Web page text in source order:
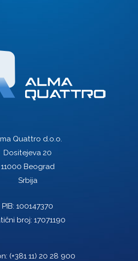
Quattro d.o.o.
Dositejeva 20
11000 Beograd
Srbija
PIB: 100147370
broj: 17071190
(+381 11) 20 28 900